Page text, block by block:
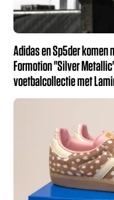
Adidas en Sp5der komen
Formotion "Silver
voetbalcollectie met